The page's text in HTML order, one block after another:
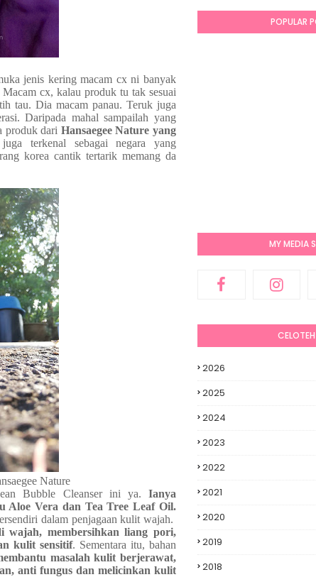
jenis kering macam cx ni banyak
cx, kalau produk tu tak sesuai
tau. Dia macam panau. Teruk juga
Daripada mahal sampailah yang
produk dari Hansaegee Nature yang
terkenal sebagai negara yang
korea cantik tertarik memang da
Nature
Bubble Cleanser ini ya. Ianya
Aloe Vera dan Tea Tree Leaf Oil.
dalam penjagaan kulit wajah.
wajah, membersihkan liang pori,
kulit sensitif. Sementara itu, bahan
masalah kulit berjerawat,
anti fungus dan melicinkan kulit
POPULAR
MY MEDIA
2026
2025
2024
2023
2022
2021
2020
2019
2018